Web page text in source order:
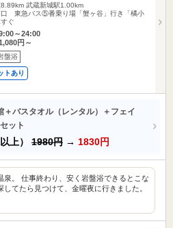
武蔵新城駅1.00km
口 東急バス⑤番乗り場「蟹ヶ谷」行き「橘小
ぐ
～24:00
円～
盤浴
トあり
＋バスタオル（レンタル）＋フェイ
ット
上） 1980円 → 1830円
泉。 仕事終わり、安く岩盤浴できるとこな
してたら見つけて、金曜夜に行きました。